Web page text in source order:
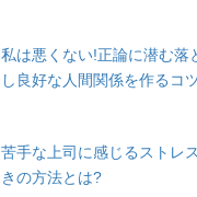
私は悪くない!正論に潜む落
し良好な人間関係を作るコ
苦手な上司に感じるストレ
きの方法とは?